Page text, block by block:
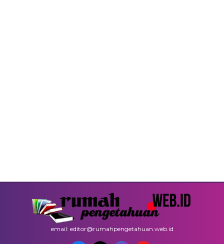
email: editor@rumahpengetahuan.web.id